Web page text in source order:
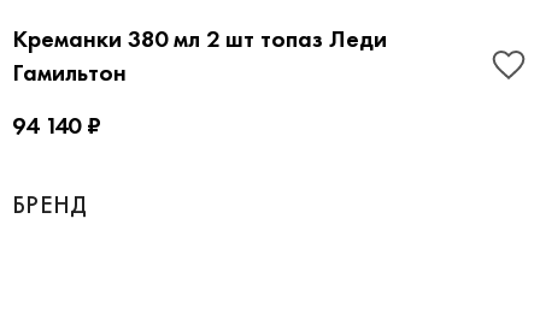
Креманки 380 мл 2 шт топаз Леди
Гамильтон
94 140 ₽
БРЕНД